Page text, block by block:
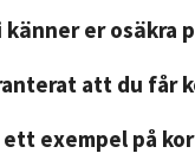
er osäkra
att du får
exempel på